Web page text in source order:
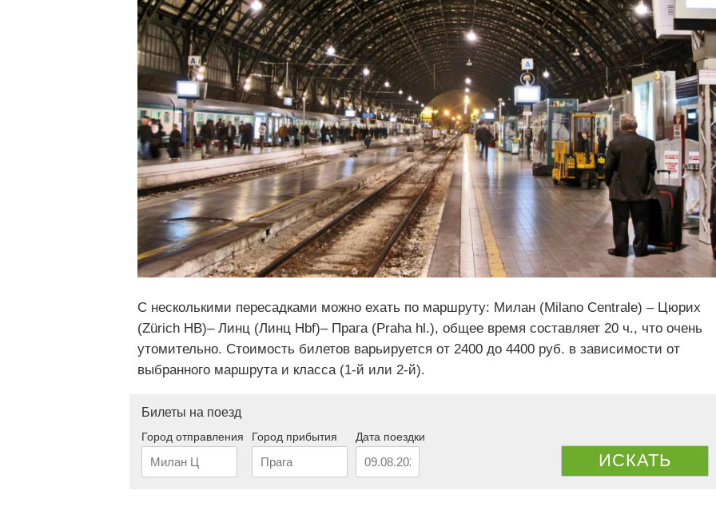
С несколькими пересадками можно ехать по маршруту: Милан (Milano Centrale) – Цюрих
(Zürich HB)– Линц (Линц Hbf)– Прага (Praha hl.), общее время составляет 20 ч., что очень
утомительно. Стоимость билетов варьируется от 2400 до 4400 руб. в зависимости от
выбранного маршрута и класса (1-й или 2-й).
Билеты на поезд
Город отправления Город прибытия Дата поездки
ИСКАТЬ